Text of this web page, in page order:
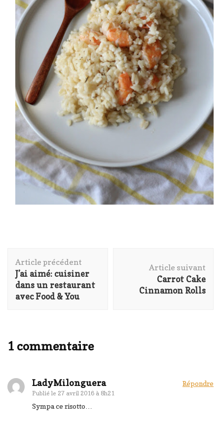
d'article
Article précédent
J’ai aimé: cuisiner
dans un restaurant
avec Food & You
Article suivant
Carrot Cake
Cinnamon Rolls
1 commentaire
LadyMilonguera
Publié le 27 avril 2016 à 8h21
Répondre
Sympa ce risotto…